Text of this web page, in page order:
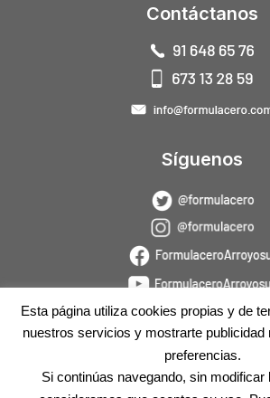
Contáctanos
Síguenos
Esta página utiliza cookies propias y de
nuestros servicios y mostrarte publicidad
preferencias.
Si continúas navegando, sin modificar